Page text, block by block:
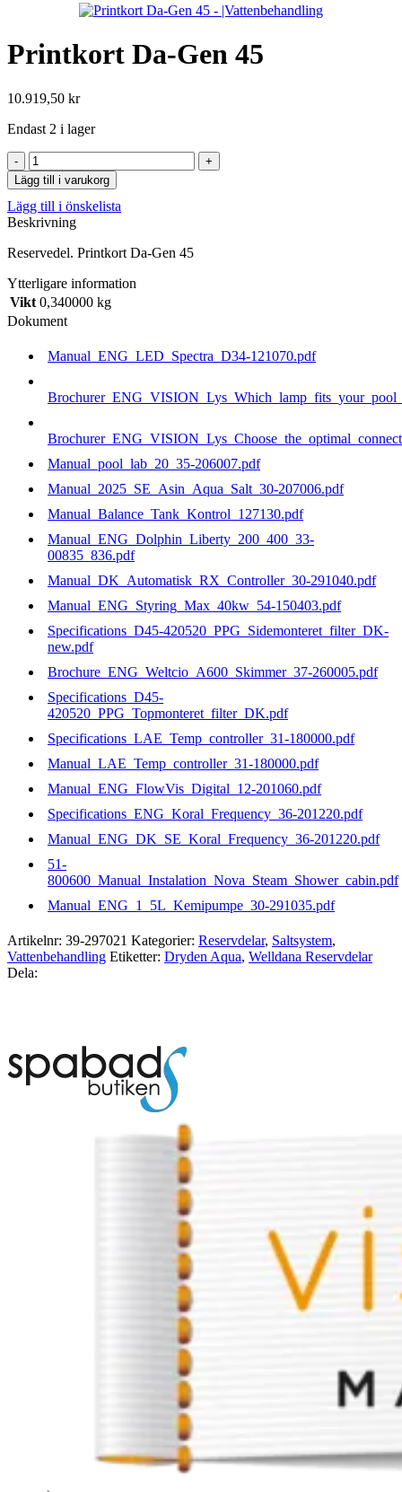
Printkort Da-Gen 45
10.919,50 kr
Endast 2 i lager
Printkort
Da-
Gen
45
mängd
Lägg till i varukorg
Lägg till i önskelista
Beskrivning
Reservedel. Printkort Da-Gen 45
Ytterligare information
Vikt 0,340000 kg
Dokument
Manual_ENG_LED_Spectra_D34-121070.pdf
Manual_pool_lab_20_35-206007.pdf
Manual_2025_SE_Asin_Aqua_Salt_30-207006.pdf
Manual_Balance_Tank_Kontrol_127130.pdf
Manual_ENG_Dolphin_Liberty_200_400_33-
00835_836.pdf
Manual_DK_Automatisk_RX_Controller_30-291040.pdf
Manual_ENG_Styring_Max_40kw_54-150403.pdf
Specifications_D45-420520_PPG_Sidemonteret_filter_DK-
new.pdf
Brochure_ENG_Weltcio_A600_Skimmer_37-260005.pdf
Specifications_D45-
420520_PPG_Topmonteret_filter_DK.pdf
Specifications_LAE_Temp_controller_31-180000.pdf
Manual_LAE_Temp_controller_31-180000.pdf
Manual_ENG_FlowVis_Digital_12-201060.pdf
Specifications_ENG_Koral_Frequency_36-201220.pdf
Manual_ENG_DK_SE_Koral_Frequency_36-201220.pdf
51-
800600_Manual_Instalation_Nova_Steam_Shower_cabin.pdf
Manual_ENG_1_5L_Kemipumpe_30-291035.pdf
Artikelnr: 39-297021 Kategorier: Reservdelar, Saltsystem,
Vattenbehandling Etiketter: Dryden Aqua, Welldana Reservdelar
Dela: